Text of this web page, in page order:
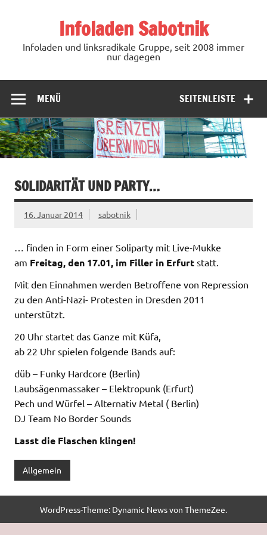
Infoladen Sabotnik
Infoladen und linksradikale Gruppe, seit 2008 immer
nur dagegen
SEITENLEISTE
MENÜ
SOLIDARITÄT UND PARTY…
16. Januar 2014 sabotnik
… finden in Form einer Soliparty mit Live-Mukke
am Freitag, den 17.01, im Filler in Erfurt statt.
Mit den Einnahmen werden Betroffene von Repression
zu den Anti-Nazi- Protesten in Dresden 2011
unterstützt.
20 Uhr startet das Ganze mit Küfa,
ab 22 Uhr spielen folgende Bands auf:
düb – Funky Hardcore (Berlin)
Laubsägenmassaker – Elektropunk (Erfurt)
Pech und Würfel – Alternativ Metal ( Berlin)
DJ Team No Border Sounds
Lasst die Flaschen klingen!
Allgemein
WordPress-Theme: Dynamic News von ThemeZee.